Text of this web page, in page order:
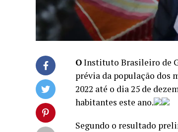
OInstituto Brasileiro de
prévia da população dos
2022 até o dia 25 de
habitantes este ano.
Segundo o resultado